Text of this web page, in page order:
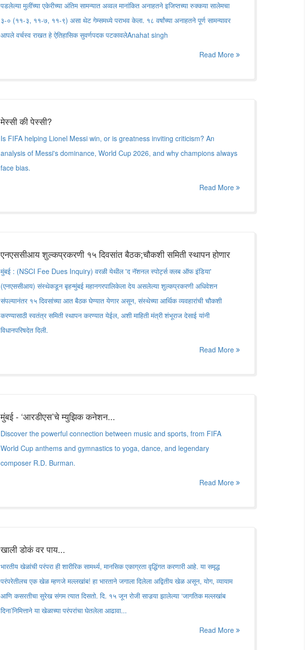
पडलेल्या मुलींच्या एकेरीच्या अंतिम सामन्यात अव्वल मानांकित अनाहतने इजिप्तच्या रुक्कया सालेमचा
३-० (११-३, ११-७, ११-९) असा थेट गेम्समध्ये पराभव केला. १८ वर्षांच्या अनाहतने पूर्ण सामन्यावर
आपले वर्चस्व राखत हे ऐतिहासिक सुवर्णपदक पटकावलेAnahat singh
Read More
मेस्सी की पेस्सी?
Is FIFA helping Lionel Messi win, or is greatness inviting criticism? An
analysis of Messi's dominance, World Cup 2026, and why champions always
face bias.
Read More
एनएससीआय शुल्कप्रकरणी १५ दिवसांत बैठक;चौकशी समिती स्थापन होणार
मुंबई : (NSCI Fee Dues Inquiry) वरळी येथील 'द नॅशनल स्पोर्ट्स क्लब ऑफ इंडिया'
(एनएससीआय) संस्थेकडून बृहन्मुंबई महानगरपालिकेला देय असलेल्या शुल्कप्रकरणी अधिवेशन
संपल्यानंतर १५ दिवसांच्या आत बैठक घेण्यात येणार असून, संस्थेच्या आर्थिक व्यवहारांची चौकशी
करण्यासाठी स्वतंत्र समिती स्थापन करण्यात येईल, अशी माहिती मंत्री शंभूराज देसाई यांनी
विधानपरिषदेत दिली.
Read More
मुंबई - ‘आरडीएस’चे म्युझिक कनेशन...
Discover the powerful connection between music and sports, from FIFA
World Cup anthems and gymnastics to yoga, dance, and legendary
composer R.D. Burman.
Read More
खाली डोकं वर पाय...
भारतीय खेळांची परंपरा ही शारीरिक सामर्थ्य, मानसिक एकाग्रता वृद्धिंगत करणारी आहे. या समृद्ध
परंपरेतीलच एक खेळ म्हणजे मल्लखांब! हा भारताने जगाला दिलेला अद्वितीय खेळ असून, योग, व्यायाम
आणि कसरतीचा सुरेख संगम त्यात दिसतो. दि. १५ जून रोजी साजर्‍या झालेल्या ‘जागतिक मल्लखांब
दिना’निमित्ताने या खेळाच्या परंपरांचा घेतलेला आढावा...
Read More